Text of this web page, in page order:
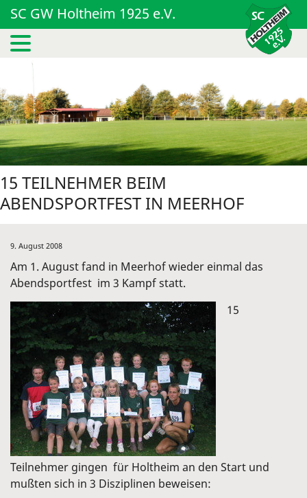
SC GW Holtheim 1925 e.V.
15 TEILNEHMER BEIM
ABENDSPORTFEST IN MEERHOF
9. August 2008
Am 1. August fand in Meerhof wieder einmal das
Abendsportfest im 3 Kampf statt.
15
Teilnehmer gingen für Holtheim an den Start und
mußten sich in 3 Disziplinen beweisen: